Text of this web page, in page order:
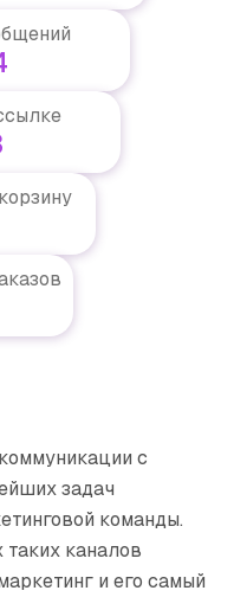
с
задач
команды.
каналов
и его самый